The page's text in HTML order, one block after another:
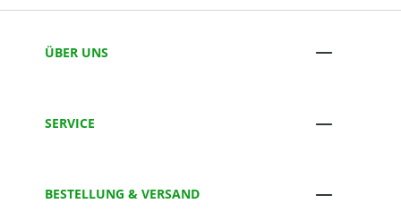
ÜBER UNS
SERVICE
BESTELLUNG & VERSAND